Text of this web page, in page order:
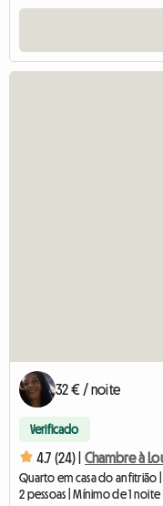
32 € / noite
Verificado
4.7 (24) | Chambre à
Quarto em casa do anfitrião
2 pessoas | Mínimo de 1 noite